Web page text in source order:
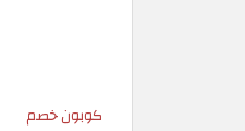
كوبون خصم